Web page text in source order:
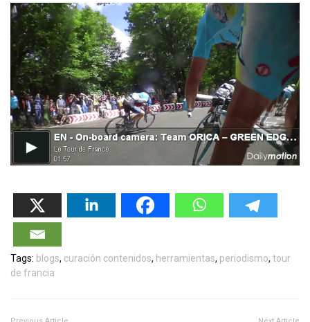
Tags: blogs, curación contenidos, herramientas, periodismo, tour
de francia